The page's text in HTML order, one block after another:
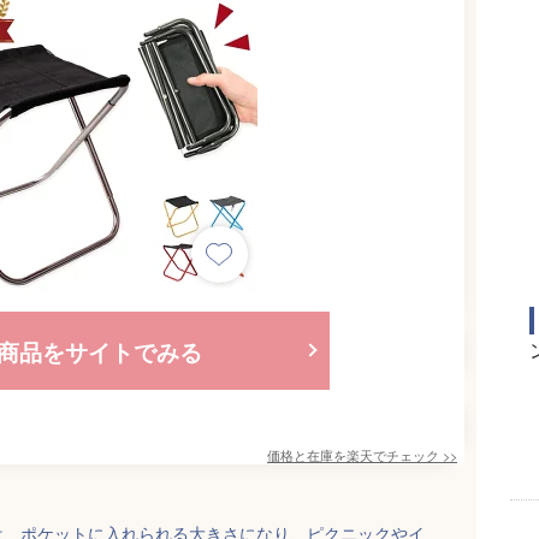
品をサイトでみる
価格と在庫を楽天でチェック >>
ポケットに入れられる大きさになり、ピクニックやイ